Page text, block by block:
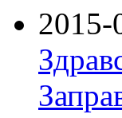
2015-